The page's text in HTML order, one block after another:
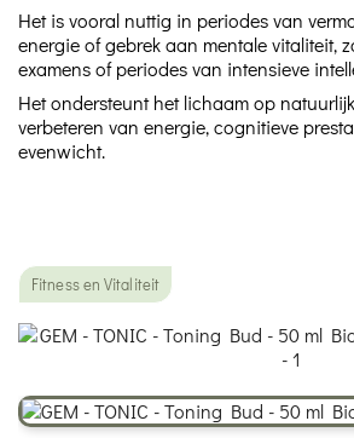
Het is vooral nuttig in periodes van
energie of gebrek aan mentale vitaliteit,
examens of periodes van intensieve
Het ondersteunt het lichaam op
verbeteren van energie, cognitieve
evenwicht.
Fitness en Vitaliteit